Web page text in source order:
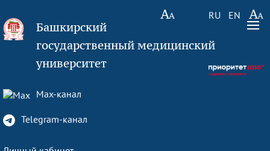
RU EN
Башкирский
государственный медицинский
университет
Max-канал
Telegram-канал